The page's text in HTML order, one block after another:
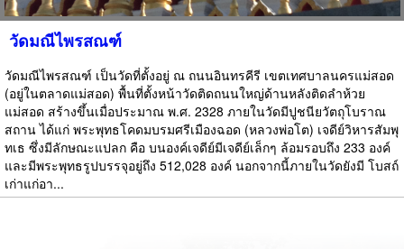
วัดมณีไพรสณฑ์
วัดมณีไพรสณฑ์ เป็นวัดที่ตั้งอยู่ ณ ถนนอินทรคีรี เขตเทศบาลนครแม่สอด
(อยู่ในตลาดแม่สอด) พื้นที่ตั้งหน้าวัดติดถนนใหญ่ด้านหลังติดลำห้วย
แม่สอด สร้างขึ้นเมื่อประมาณ พ.ศ. 2328 ภายในวัดมีปูชนียวัตถุโบราณ
สถาน ได้แก่ พระพุทธโคดมบรมศรีเมืองฉอด (หลวงพ่อโต) เจดีย์วิหารสัมพุ
ทเธ ซึ่งมีลักษณะแปลก คือ บนองค์เจดีย์มีเจดีย์เล็กๆ ล้อมรอบถึง 233 องค์
และมีพระพุทธรูปบรรจุอยู่ถึง 512,028 องค์ นอกจากนี้ภายในวัดยังมี โบสถ์
เก่าแก่อา...